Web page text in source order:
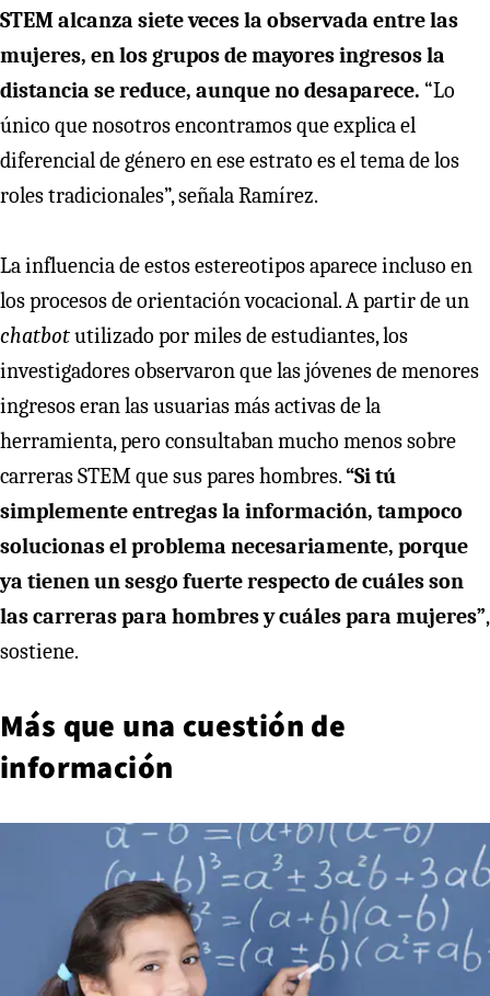
STEM alcanza siete veces la observada entre las
mujeres, en los grupos de mayores ingresos la
distancia se reduce, aunque no desaparece. “Lo
único que nosotros encontramos que explica el
diferencial de género en ese estrato es el tema de los
roles tradicionales”, señala Ramírez.
La influencia de estos estereotipos aparece incluso en
los procesos de orientación vocacional. A partir de un
chatbotutilizado por miles de estudiantes, los
investigadores observaron que las jóvenes de menores
ingresos eran las usuarias más activas de la
herramienta, pero consultaban mucho menos sobre
carreras STEM que sus pares hombres.“Si tú
simplemente entregas la información, tampoco
solucionas el problema necesariamente, porque
ya tienen un sesgo fuerte respecto de cuáles son
las carreras para hombres y cuáles para mujeres”,
sostiene.
Más que una cuestión de
información